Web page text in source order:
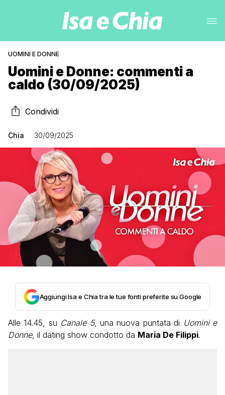
UOMINI E DONNE
Uomini e Donne: commenti a
caldo (30/09/2025)
Condividi
Chia 30/09/2025
Aggiungi Isa e Chia tra le tue fonti preferite su Google
Alle 14.45, su Canale 5, una nuova puntata di Uomini e
Donne, il dating show condotto da Maria De Filippi.